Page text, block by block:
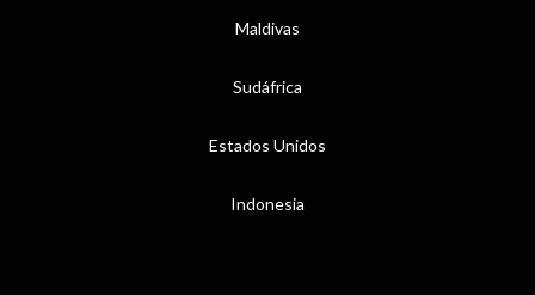
Maldivas
Sudáfrica
Estados Unidos
Indonesia